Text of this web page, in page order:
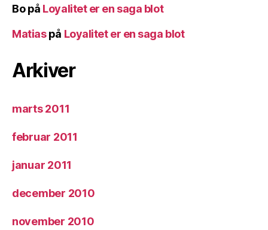
Bopå Loyalitet er en saga blot
Matiaspå Loyalitet er en saga blot
Arkiver
marts 2011
februar 2011
januar 2011
december 2010
november 2010